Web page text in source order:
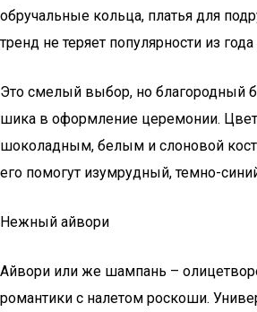
обручальные кольца, платья для
тренд не теряет популярности из года
Это смелый выбор, но благородный
шика в оформление церемонии. Цвет
шоколадным, белым и слоновой
его помогут изумрудный, темно-
Нежный айвори
Айвори или же шампань –
романтики с налетом роскоши.